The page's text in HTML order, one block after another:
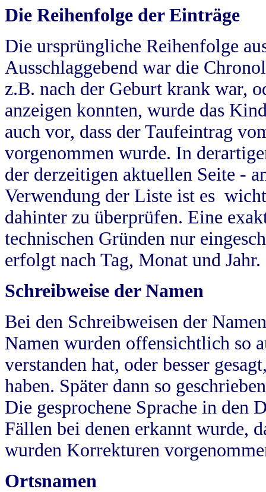
Die Reihenfolge der Einträge
Die ursprüngliche Reihenfolge
Ausschlaggebend war die
z.B. nach der Geburt krank war,
anzeigen konnten, wurde das
auch vor, dass der Taufeintrag
vorgenommen wurde. In
der derzeitigen aktuellen Seite -
Verwendung der Liste ist es
dahinter zu überprüfen. Eine
technischen Gründen nur
erfolgt nach Tag, Monat und Jahr.
Schreibweise der Namen
Bei den Schreibweisen der
Namen wurden offensichtlich so
verstanden hat, oder besser
haben. Später dann so
Die gesprochene Sprache in
Fällen bei denen erkannt wurde,
wurden Korrekturen
Ortsnamen